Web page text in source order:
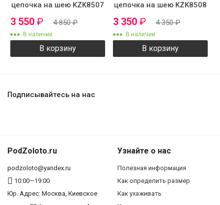
цепочка на шею KZK8507
3 550 ₽ 4 850₽
В наличии
В корзину
цепочка на шею KZK8508
3 350 ₽ 4 350₽
В наличии
В корзину
Подписывайтесь на нас
PodZoloto.ru
podzoloto@yandex.ru
10:00—19:00
Юр. Адреc: Москва, Киевское
Узнайте о нас
Полезная информация
Как определить размер
Как ухаживать